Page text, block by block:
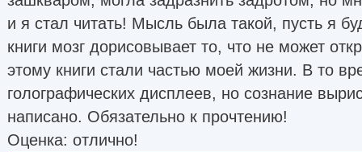
и я стал читать! Мысль была такой, пусть я
книги мозг дорисовывает то, что не может
этому книги стали частью моей жизни. В то
голографических дисплеев, но сознание
написано. Обязательно к прочтению!
Оценка: отлично!